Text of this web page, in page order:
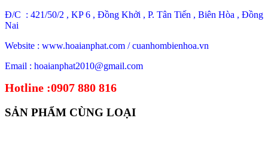
Đ/C : 421/50/2 , KP 6 , Đồng Khởi , P. Tân Tiến , Biên Hòa , Đồng
Nai
Website : www.hoaianphat.com / cuanhombienhoa.vn
Email : hoaianphat2010@gmail.com
Hotline :0907 880 816
SẢN PHẨM CÙNG LOẠI